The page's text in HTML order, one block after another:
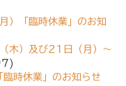
）「臨時休業」のお知
木）及び21日（月）〜
時休業」のお知らせ